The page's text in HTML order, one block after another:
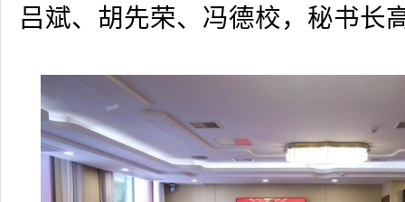
吕斌、胡先荣、冯德校，秘书长